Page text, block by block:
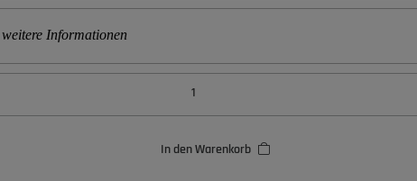
weitere Informationen
In den Warenkorb